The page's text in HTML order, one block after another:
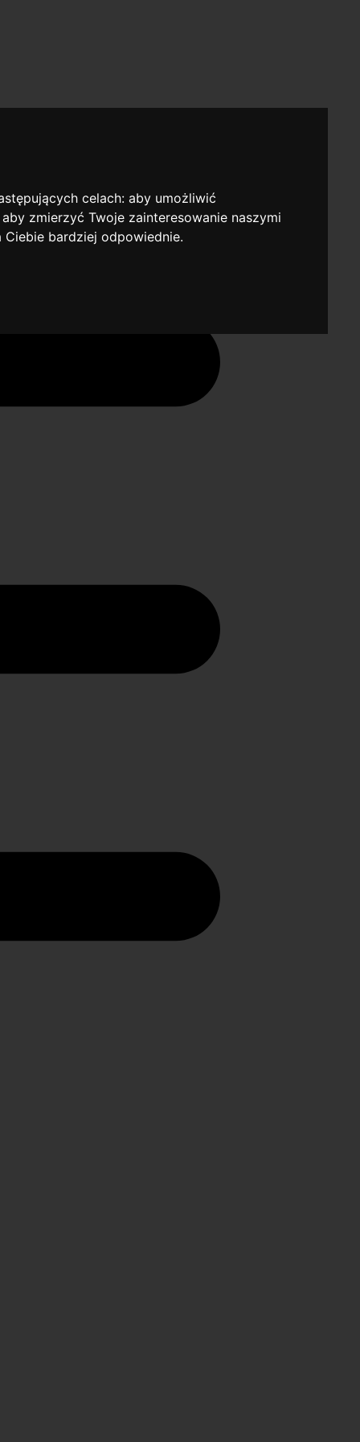
celach:aby umożliwić
aby zmierzyć Twoje zainteresowanie naszymi
bardziej odpowiednie.